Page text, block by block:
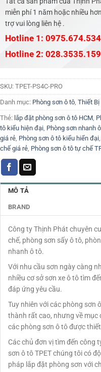
miễn phí 1 năm hoặc nhiều
trợ vui lòng liên hệ .
Hotline 1: 0975.674.534
Hotline 2:
SKU: TPET-PS4C-PRO
Danh mục: Phòng sơn ô tô, Thiết Bị
Thẻ: lắp đặt phòng sơn ô tô HCM,
tô kiểu hiện đại, Phòng sơn nhanh
giá rẻ, Phòng sơn ô tô kiểu hiển đại,
chế giá rẻ, Phòng sơn ô tô tự chế
MÔ TẢ
BRAND
Công ty Thịnh Phát chuyên
chế, phòng sơn sấy ô tô,
nhanh ô tô.
Với nhu cầu sơn ngày càng
nhiều cơ sở sơn xe ô tô tìm
đáp ứng yêu cầu.
Tuy nhiên với các phòng sơn
thành rất cao, nhưng về mục
các phòng sơn ô tô được
Các chủ đơn vị tìm đến công
sơn ô tô TPET chúng tôi có
pháp lắp đặt phòng sơn với